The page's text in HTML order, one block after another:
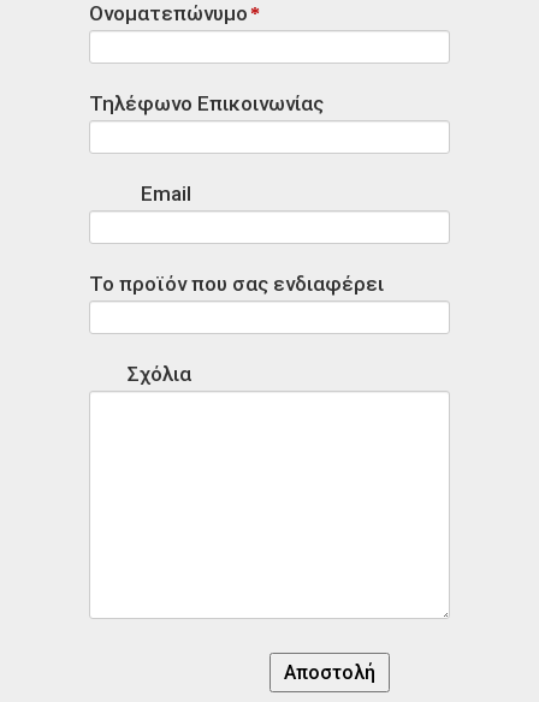
Ονοματεπώνυμο *
Τηλέφωνο Επικοινωνίας
Email
Το προϊόν που σας ενδιαφέρει
Σχόλια
Αποστολή